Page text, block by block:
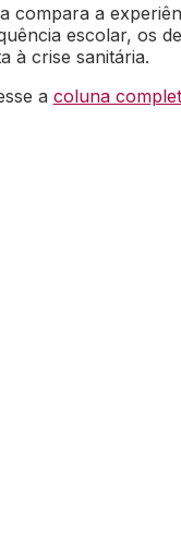
compara a
escolar, os
à crise sanitária.
a coluna